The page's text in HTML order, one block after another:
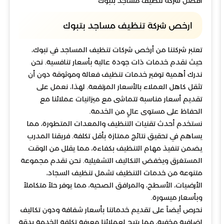
ارخص شركة تنظيف مساجد بتبوك
تعتبر شركتنا من أرخص شركات تنظيف المساجد في تبوك،
حيث نقدم خدمات ذات جودة عالية بأسعار تنافسية. نحن
ندرك أهمية توفير خدمات تنظيف فعالة وموثوقة دون أن
تثقل كاهل العملاء بالأسعار المرتفعة. لهذا، نعمل على
تقديم أسعار مناسبة تتماشى مع ميزانيات عملائنا مع
الحفاظ على مستوى عالٍ من الخدمة.
نستخدم أحدث تقنيات التنظيف والمعدات المتطورة، مما
يساهم في تحقيق نتائج ممتازة بأقل تكلفة. فريقنا المدرب
يضمن تنفيذ مهام التنظيف بكفاءة، مما يقلل من الوقت
المستغرق ويخفض التكاليف التشغيلية. نحن نقدم مجموعة
متنوعة من خدمات التنظيف تشمل تنظيف السجاد،
الأرضيات، الأسطح، والمرافق الصحية، مما يوفر حلاً متكاملاً
وبأسعار ميسورة.
نحرص أيضاً على تقديم خدماتنا بأسعار شفافة ودون تكاليف
إضافية مخفية، مما يتيح لعملائنا معرفة تكلفة الخدمة بدقة